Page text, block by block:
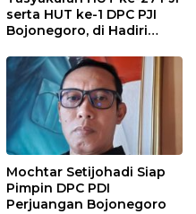
serta HUT ke-1 DPC PJI
Bojonegoro, di Hadiri
Mochtar Setijohadi Siap
Pimpin DPC PDI
Perjuangan Bojonegoro